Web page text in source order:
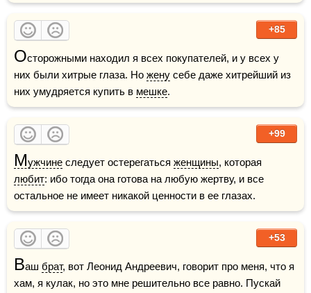
+85
Осторожными находил я всех покупателей, и у всех у
них были хитрые глаза. Но жену себе даже хитрейший из
них умудряется купить в мешке.
+99
Мужчине следует остерегаться женщины
любит: ибо тогда она готова на любую жертву, и все
остальное не имеет никакой ценности в ее глазах.
+53
Ваш брат, вот Леонид Андреевич, говорит про меня, что я
хам, я кулак, но это мне решительно все равно. Пускай